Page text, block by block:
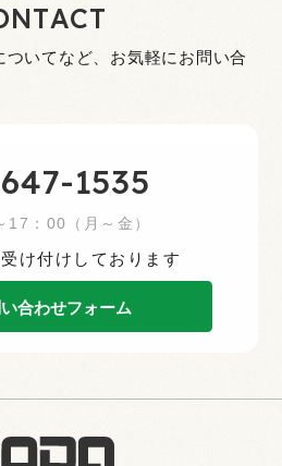
いてなど、 お気軽にお問い合
1535
17：00（月～金）
け付けしております
合わせフォーム